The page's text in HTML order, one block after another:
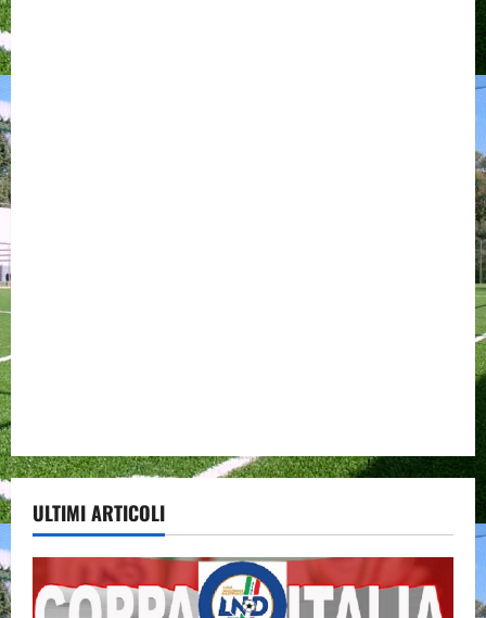
ULTIMI ARTICOLI